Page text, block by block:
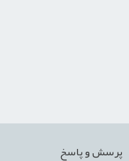
پرسش و پاسخ